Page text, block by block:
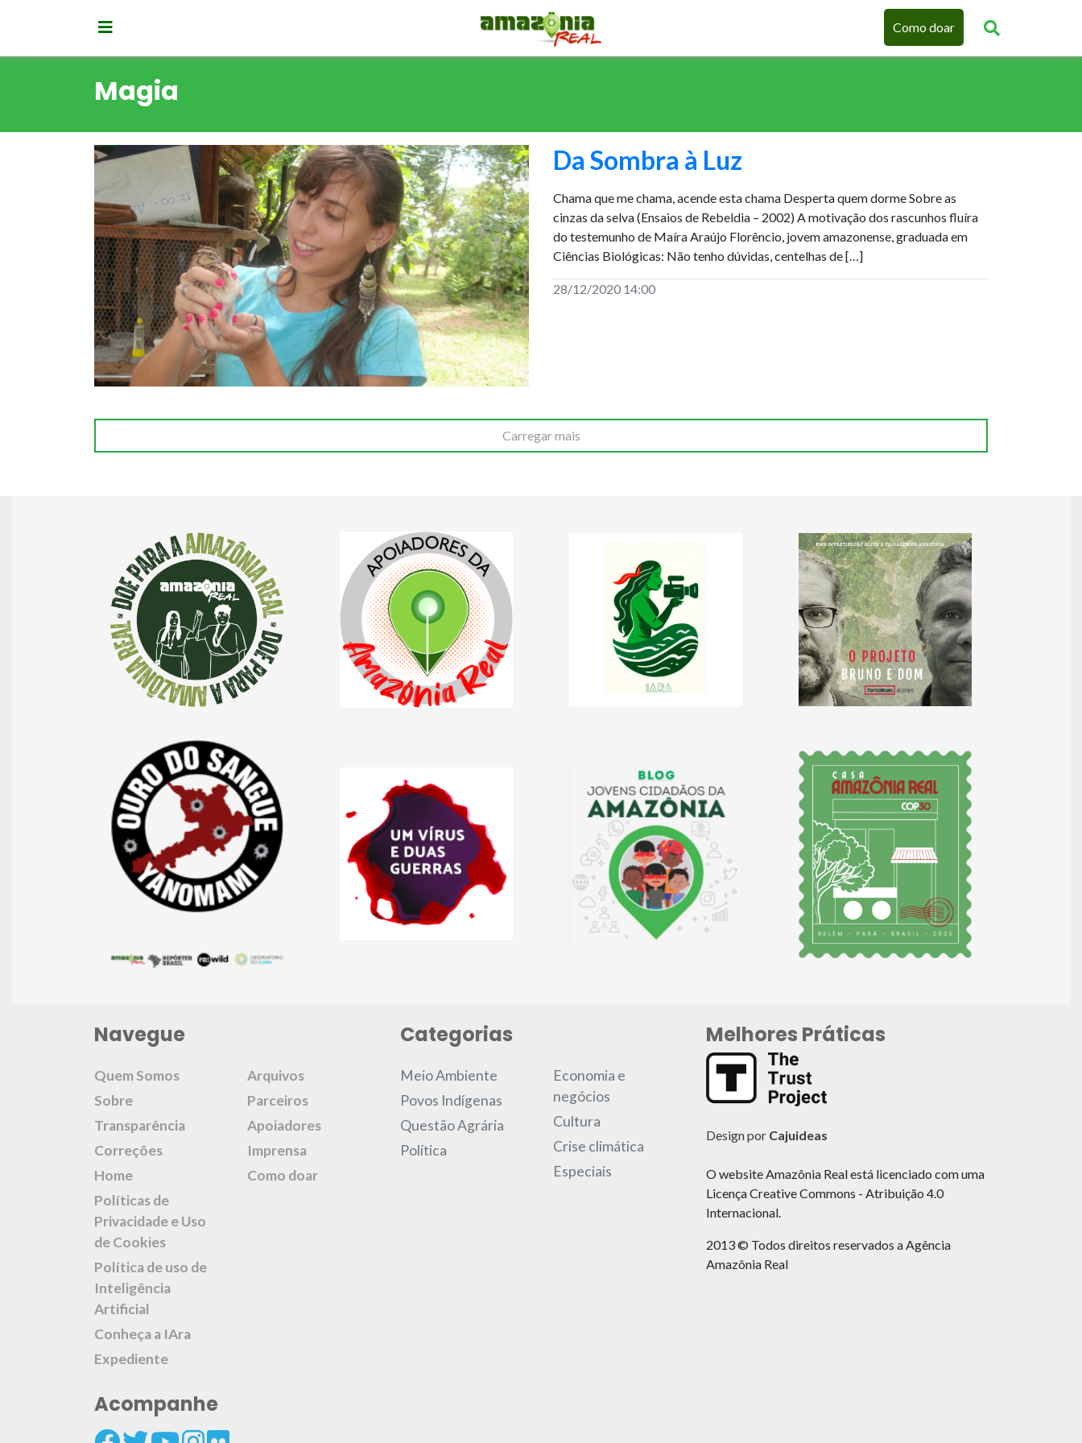
Como doar
Magia
Da Sombra à Luz
Chama que me chama, acende esta chama Desperta quem dorme Sobre as
cinzas da selva (Ensaios de Rebeldia – 2002) A motivação dos rascunhos fluíra
do testemunho de Maíra Araújo Florêncio, jovem amazonense, graduada em
Ciências Biológicas: Não tenho dúvidas, centelhas de […]
28/12/2020 14:00
Carregar mais
Navegue
Quem Somos
Sobre
Transparência
Correções
Home
Políticas de
Privacidade e Uso
de Cookies
Política de uso de
Inteligência
Artificial
Conheça a IAra
Expediente
Arquivos
Parceiros
Apoiadores
Imprensa
Como doar
Acompanhe
Categorias
Meio Ambiente
Povos Indígenas
Questão Agrária
Política
Economia e
negócios
Cultura
Crise climática
Especiais
Melhores Práticas
Design por Cajuideas
O website Amazônia Real está licenciado com uma
Licença Creative Commons - Atribuição 4.0
Internacional.
2013 © Todos direitos reservados a Agência
Amazônia Real